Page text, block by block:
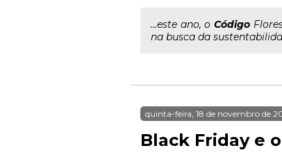
...este ano, oCódigo
na busca da
quinta-feira, 18 de novembro de
Black Friday e